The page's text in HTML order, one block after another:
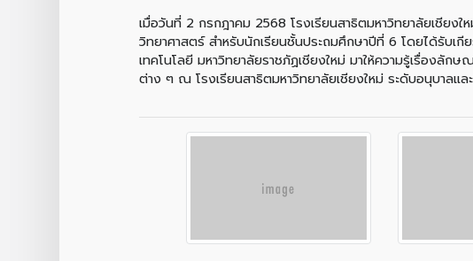
เมื่อวันที่ 2 กรกฎาคม 2568 โรงเรียนสาธิตมหาวิทยาลัยเชีย
วิทยาศาสตร์ สำหรับนักเรียนชั้นประถมศึกษาปีที่ 6 โดยได้รับเ
เทคโนโลยี มหาวิทยาลัยราชภัฏเชียงใหม่ มาให้ความรู้เรื่องลัก
ต่าง ๆ ณ โรงเรียนสาธิตมหาวิทยาลัยเชียงใหม่ ระดับอนุบาลแล